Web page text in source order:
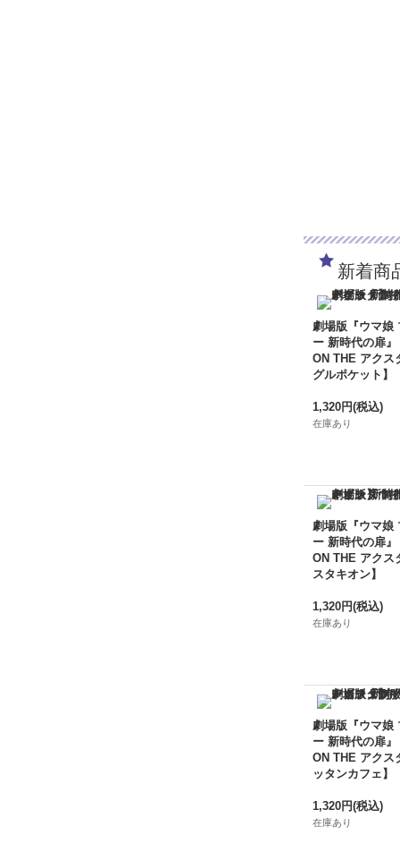
新着商
劇場版『ウマ娘
ー 新時代の扉』
ON THE アクス
グルポケット】
1,320円(税込)
在庫あり
劇場版『ウマ娘
ー 新時代の扉』
ON THE アクス
スタキオン】
1,320円(税込)
在庫あり
劇場版『ウマ娘
ー 新時代の扉』
ON THE アクス
ッタンカフェ】
1,320円(税込)
在庫あり